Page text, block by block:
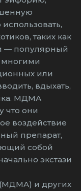
таких как
— популярный
многими
или
вдыхать,
МДМА
что они
воздействие
препарат,
собой
экстази
и других